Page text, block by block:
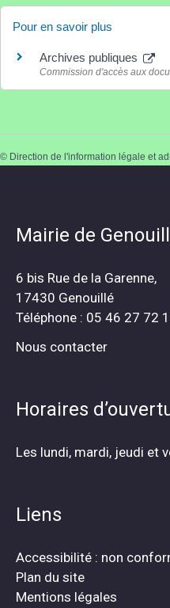
Pour en savoir plus
Archives publiques
Commission d'accès aux
© Direction de l'information légale et
Mairie de
6 bis Rue de la Garenne,
17430 Genouillé
Téléphone : 05 46 27 72
Nous contacter
Horaires
Les lundi, mardi, jeudi et
Liens
Accessibilité : non
Plan du site
Mentions légales